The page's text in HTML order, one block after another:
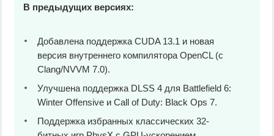
В предыдущих версиях:
Добавлена поддержка CUDA 13.1 и новая
версия внутреннего компилятора OpenCL (с
Clang/NVVM 7.0).
Улучшена поддержка DLSS 4 для Battlefield 6:
Winter Offensive и Call of Duty: Black Ops 7.
Поддержка избранных классических 32-